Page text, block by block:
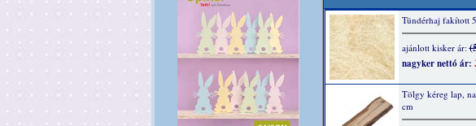
Tündérhaj fakított
ajánlott kisker ár:
nagyker nettó ár:
Tölgy kéreg lap,
cm